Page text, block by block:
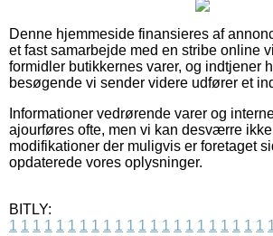
Denne hjemmeside finansieres af
et fast samarbejde med en stribe online
formidler butikkernes varer, og indtjener
besøgende vi sender videre udfører et
Informationer vedrørende varer og
ajourføres ofte, men vi kan desværre
modifikationer der muligvis er foretaget
opdaterede vores oplysninger.
BITLY:
1 1 1 1 1 1 1 1 1 1 1 1 1 1 1 1 1 1 1 1 1 1